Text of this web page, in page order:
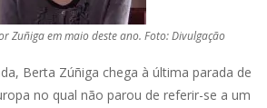
Zuñiga em maio deste ano. Foto: Divulgação
Berta Zúñiga chega à última parada de
no qual não parou de referir-se a um